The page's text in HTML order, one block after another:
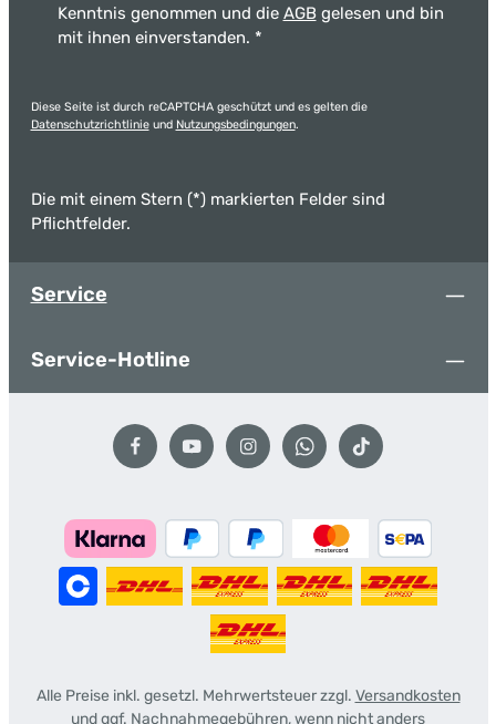
Kenntnis genommen und die AGB gelesen und bin
mit ihnen einverstanden. *
Diese Seite ist durch reCAPTCHA geschützt und es gelten die
Datenschutzrichtlinieund Nutzungsbedingungen.
Die mit einem Stern (*) markierten Felder sind
Pflichtfelder.
Service
Service-Hotline
Alle Preise inkl. gesetzl. Mehrwertsteuer zzgl. Versandkosten
und ggf. Nachnahmegebühren, wenn nicht anders